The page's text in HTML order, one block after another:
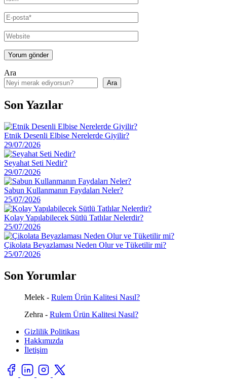
Ara
Ara
Son Yazılar
Etnik Desenli Elbise Nerelerde Giyilir?
29/07/2026
Seyahat Seti Nedir?
29/07/2026
Sabun Kullanmanın Faydaları Neler?
25/07/2026
Kolay Yapılabilecek Sütlü Tatlılar Nelerdir?
25/07/2026
Çikolata Beyazlaması Neden Olur ve Tüketilir mi?
25/07/2026
Son Yorumlar
Melek - Rulem Ürün Kalitesi Nasıl?
Zehra - Rulem Ürün Kalitesi Nasıl?
Gizlilik Politikası
Hakkımızda
İletişim